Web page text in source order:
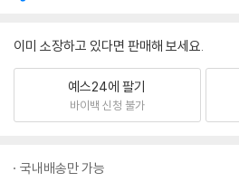
이미 소장하고 있다면 판매해 보세요.
예스24에 팔기
바이백 신청 불가
국내배송만 가능